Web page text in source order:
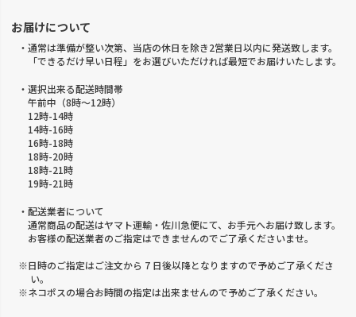
お届けについて
・通常は準備が整い次第、当店の休日を除き2営業日以内に発送致します。
「できるだけ早い日程」をお選びいただければ最短でお届けいたします。
・選択出来る配送時間帯
午前中（8時～12時）
12時-14時
14時-16時
16時-18時
18時-20時
18時-21時
19時-21時
・配送業者について
通常商品の配送はヤマト運輸・佐川急便にて、お手元へお届け致します。
お客様の配送業者のご指定はできませんのでご了承くださいませ。
※日時のご指定はご注文から 7 日後以降となりますので予めご了承くださ
い。
※ネコポスの場合お時間の指定は出来ませんので予めご了承ください。